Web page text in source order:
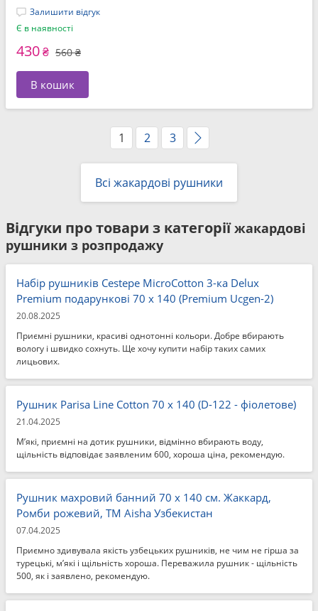
Залишити відгук
Є в наявності
430₴ 560 ₴
В кошик
1 2 3
Всі жакардові рушники
Відгуки про товари з категоріїжакардові
рушники з розпродажу
Набір рушників Cestepe MicroCotton 3-ка Delux
Premium подарункові 70 x 140 (Premium Ucgen-2)
20.08.2025
Приємні рушники, красиві однотонні кольори. Добре вбирають
вологу і швидко сохнуть. Ще хочу купити набір таких самих
лицьових.
Рушник Parisa Line Cotton 70 x 140 (D-122 - фіолетове)
21.04.2025
М’які, приємні на дотик рушники, відмінно вбирають воду,
щільність відповідає заявленим 600, хороша ціна, рекомендую.
Рушник махровий банний 70 x 140 см. Жаккард,
Ромби рожевий, ТМ Aisha Узбекистан
07.04.2025
Приємно здивувала якість узбецьких рушників, не чим не гірша за
турецькі, м’які і щільність хороша. Переважила рушник - щільність
500, як і заявлено, рекомендую.